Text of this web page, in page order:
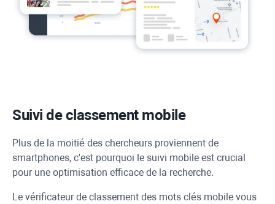
Suivi de classement mobile
Plus de la moitié des chercheurs proviennent de
smartphones, c'est pourquoi le suivi mobile est crucial
pour une optimisation efficace de la recherche.
Le vérificateur de classement des mots clés mobile vous